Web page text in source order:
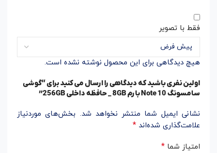
فقط با تصویر
هیچ دیدگاهی برای این محصول نوشته نشده است.
اولین نفری باشید که دیدگاهی را ارسال می کنید برای “گوشی
سامسونگ Note 10 با رم 8GB _ حافظه داخلی 256GB”
نشانی ایمیل شما منتشر نخواهد شد. بخش‌های موردنیاز
علامت‌گذاری شده‌اند *
امتیاز شما *